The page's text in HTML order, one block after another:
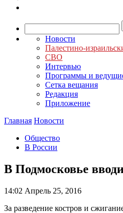
Новости
Палестино-
СВО
Интервью
Программы и
Сетка вещания
Редакция
Приложение
Главная Новости
Общество
В России
В Подмосковье
14:02 Апрель 25, 2016
За разведение костров и